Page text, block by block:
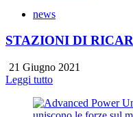
news
STAZIONI DI
21 Giugno 2021
Leggi tutto